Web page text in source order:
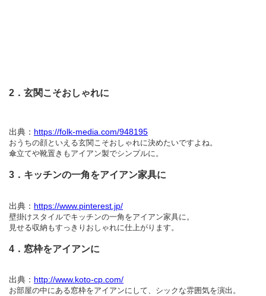
2．玄関こそおしゃれに
出典： https://folk-media.com/948195
おうちの顔といえる玄関こそおしゃれに決めたいですよね。
傘立てや靴置きもアイアン製でシンプルに。
3．キッチンの一角をアイアン家具に
出典： https://www.pinterest.jp/
壁掛けスタイルでキッチンの一角をアイアン家具に。
見せる収納もすっきりおしゃれに仕上がります。
4．窓枠をアイアンに
出典： http://www.koto-cp.com/
お部屋の中にある窓枠をアイアンにして、シックな雰囲気を演出。